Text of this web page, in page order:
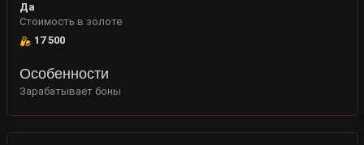
Да
Стоимость в золоте
17 500
Особенности
Зарабатывает боны